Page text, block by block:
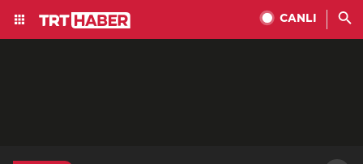
CANLI